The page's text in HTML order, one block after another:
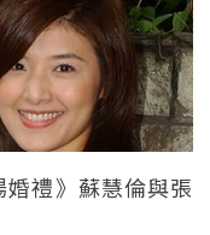
禮》蘇慧倫與張